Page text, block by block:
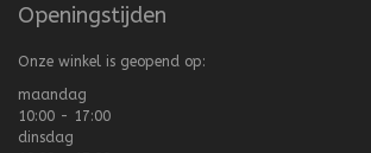
Openingstijden
Onze winkel is geopend op:
maandag
10:00 - 17:00
dinsdag